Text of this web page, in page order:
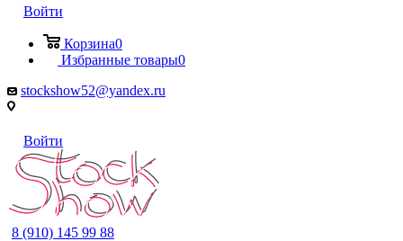
Войти
Корзина0
Избранные товары0
stockshow52@yandex.ru
Войти
8 (910) 145 99 88